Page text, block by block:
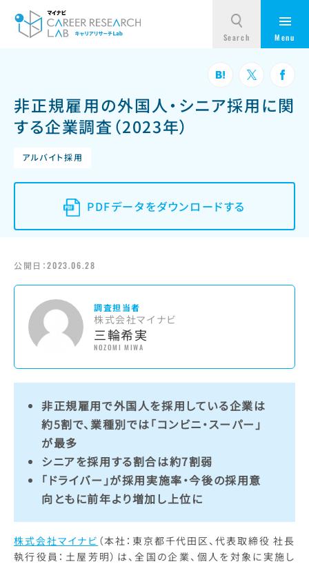
非正規雇用の外国人・シニア採用に関
する企業調査（2023年）
アルバイト採用
PDFデータをダウンロードする
公開日：2023.06.28
調査担当者
株式会社マイナビ
三輪希実
NOZOMI MIWA
非正規雇用で外国人を採用している企業は
約5割で、業種別では「コンビニ・スーパー」
が最多
シニアを採用する割合は約7割弱
「ドライバー」が採用実施率・今後の採用意
向ともに前年より増加し上位に
株式会社マイナビ （本社：東京都千代田区、代表取締役 社長
執行役員：土屋芳明）は、全国の企業、個人を対象に実施し